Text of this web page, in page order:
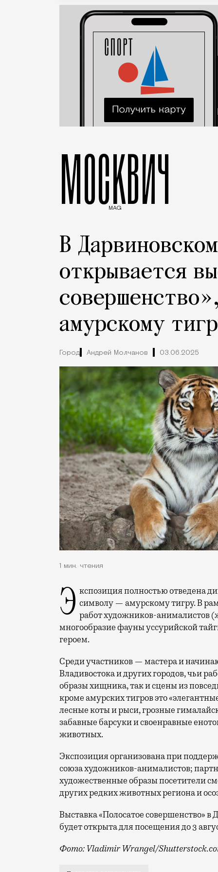
МОСКВИЧ
MAG
В
открывается
амурскому
Город Андрей Молчанов 03.06.2025
1 мин. чтения
Экспозиция полностью отведена дикой природе Приморского края и ее главному символу — амурскому тигру. В
работ художников-анималистов
многообразие фауны уссурийской
героем.
Среди участников — мастера и
Владивостока и других городов, чьи
образы хищника, так и сцены из
кроме амурских тигров это
лесные коты и рыси, грозные
забавные барсуки и своенравные
животных.
Экспозиция организована при
союза художников-анималистов;
художественные образы посетители
других редких животных региона и
Выставка «Полосатое совершенство»
будет открыта для посещения до 3
Фото: Vladimir Wrangel/